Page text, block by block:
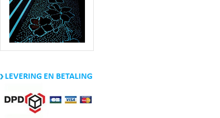
LEVERING EN BETALING